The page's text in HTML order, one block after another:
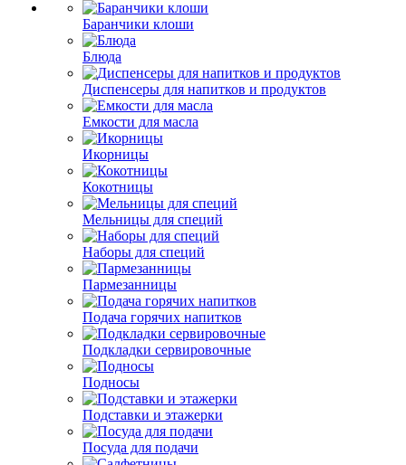
Баранчики клоши
Блюда
Диспенсеры для напитков и продуктов
Емкости для масла
Икорницы
Кокотницы
Мельницы для специй
Наборы для специй
Пармезанницы
Подача горячих напитков
Подкладки сервировочные
Подносы
Подставки и этажерки
Посуда для подачи